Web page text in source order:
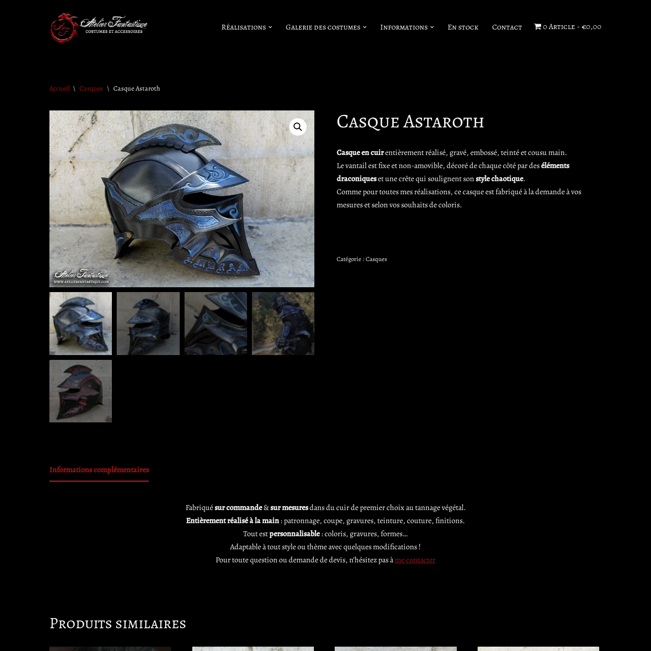
Réalisations Galerie des costumes Informations En stock Contact 0 Article €0,00
Accueil \ Casques \ Casque Astaroth
Casque Astaroth
Casque en cuirentièrement réalisé, gravé, embossé, teinté et cousu main.
Le vantail est fixe et non-amovible, décoré de chaque côté par deséléments
draconiqueset une crête qui soulignent sonstyle chaotique.
Comme pour toutes mes réalisations, ce casque est fabriqué à la demande à vos
mesures et selon vos souhaits de coloris.
Catégorie :Casques
Informations complémentaires
Fabriquésur commande&sur mesuresdans du cuir de premier choix au tannage végétal.
Entièrement réalisé à la main: patronnage, coupe, gravures, teinture, couture, finitions.
Tout estpersonnalisable: coloris, gravures, formes…
Adaptable à tout style ou thème avec quelques modifications !
Pour toute question ou demande de devis, n’hésitez pas àme contacter
Produits similaires